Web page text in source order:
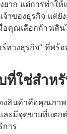
าก แต่การทำใ
าของธุรกิจ แต่
คุณเลือกก้าวเดิน
ร์ทางธุรกิจ” ที่พ
ที่ใช่สำห
องสินค้าคือคุณภ
มีจุดขายที่แต
การ